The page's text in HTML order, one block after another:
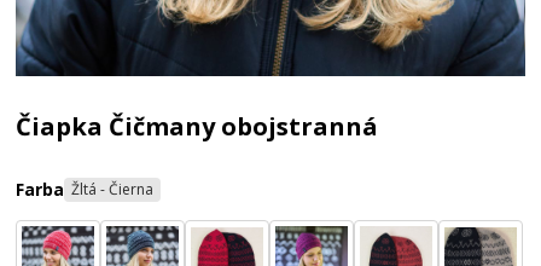
Čiapka Čičmany obojstranná
Farba Žltá - Čierna